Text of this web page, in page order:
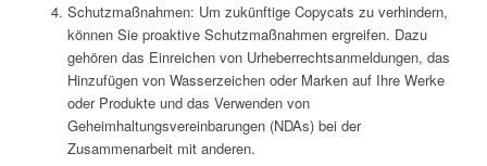
Schutzmaßnahmen: Um zukünftige Copycats zu verhindern,
können Sie proaktive Schutzmaßnahmen ergreifen. Dazu
gehören das Einreichen von Urheberrechtsanmeldungen, das
Hinzufügen von Wasserzeichen oder Marken auf Ihre Werke
oder Produkte und das Verwenden von
Geheimhaltungsvereinbarungen (NDAs) bei der
Zusammenarbeit mit anderen.